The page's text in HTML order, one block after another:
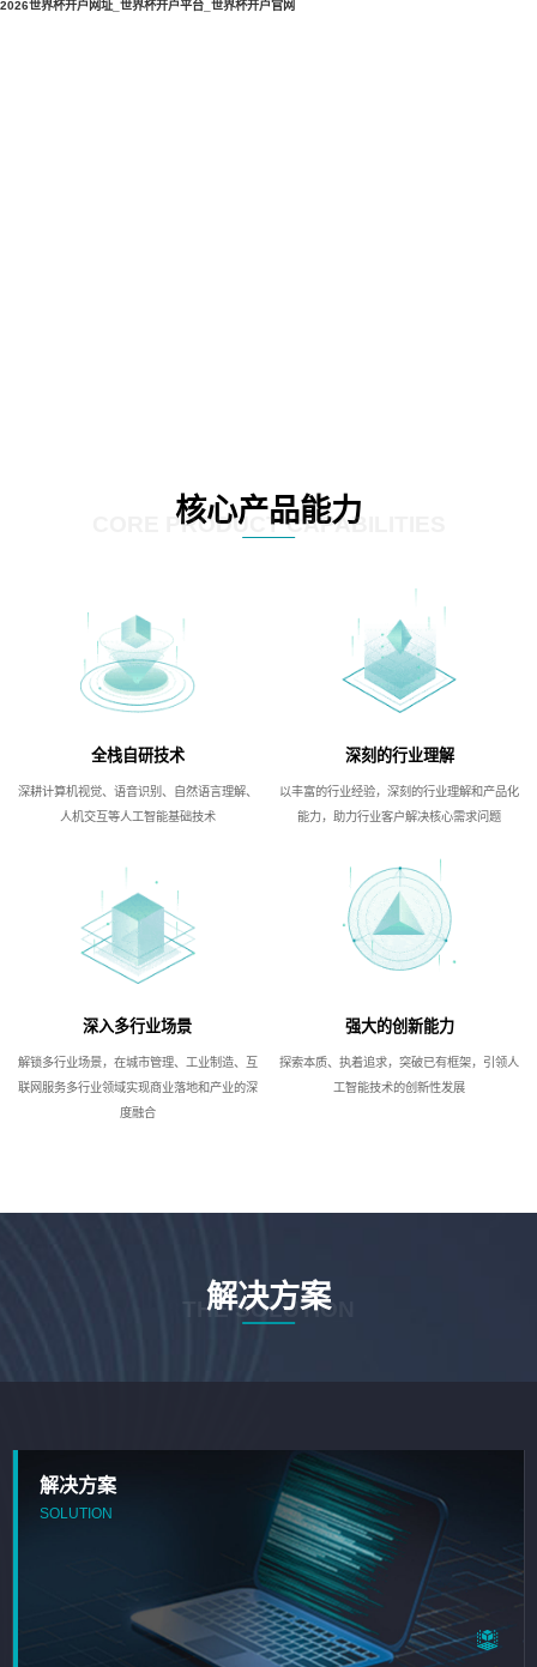
2026世界杯开户网址_世界杯开户平台_世界杯开户官网
核心产品能力
CORE PRODUCT CAPABILITIES
全栈自研技术
深耕计算机视觉、语音识别、自然语言理解、
人机交互等人工智能基础技术
深刻的行业理解
以丰富的行业经验，深刻的行业理解和产品化
能力，助力行业客户解决核心需求问题
深入多行业场景
解锁多行业场景，在城市管理、工业制造、互
联网服务多行业领域实现商业落地和产业的深
度融合
强大的创新能力
探索本质、执着追求，突破已有框架，引领人
工智能技术的创新性发展
解决方案
THE SOLUTION
解决方案
SOLUTION